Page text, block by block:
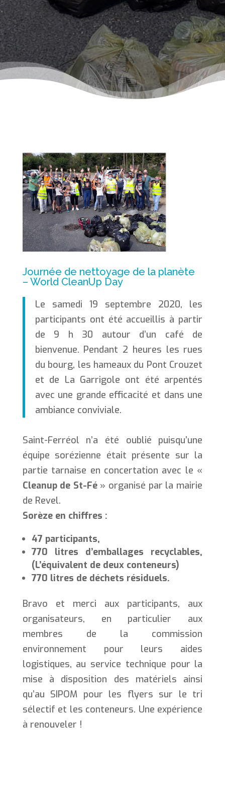
Journée de nettoyage de la planète
– World CleanUp Day
Le samedi 19 septembre 2020, les
participants ont été accueillis à partir
de 9 h 30 autour d’un café de
bienvenue. Pendant 2 heures les rues
du bourg, les hameaux du Pont Crouzet
et de La Garrigole ont été arpentés
avec une grande efficacité et dans une
ambiance conviviale.
Saint-Ferréol n’a été oublié puisqu’une
équipe sorézienne était présente sur la
partie tarnaise en concertation avec le «
Cleanup de St-Fé» organisé par la mairie
de Revel.
Sorèze en chiffres :
47 participants,
770 litres d’emballages recyclables,
(L’équivalent de deux conteneurs)
770 litres de déchets résiduels.
Bravo et merci aux participants, aux
organisateurs, en particulier aux
membres de la commission
environnement pour leurs aides
logistiques, au service technique pour la
mise à disposition des matériels ainsi
qu’au SIPOM pour les flyers sur le tri
sélectif et les conteneurs. Une expérience
à renouveler !